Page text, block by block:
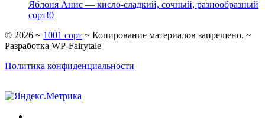
Яблоня Анис — кисло-сладкий, сочный, разнообразный
сорт!0
© 2026 ~ 1001 сорт ~ Копирование материалов запрещено. ~
Разработка WP-Fairytale
Политика конфиденциальности